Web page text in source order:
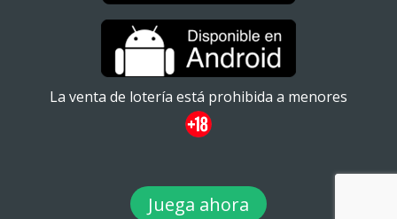
La venta de lotería está prohibida a menores
Juega ahora